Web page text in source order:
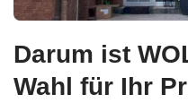
Darum ist
Wahl für Ihr